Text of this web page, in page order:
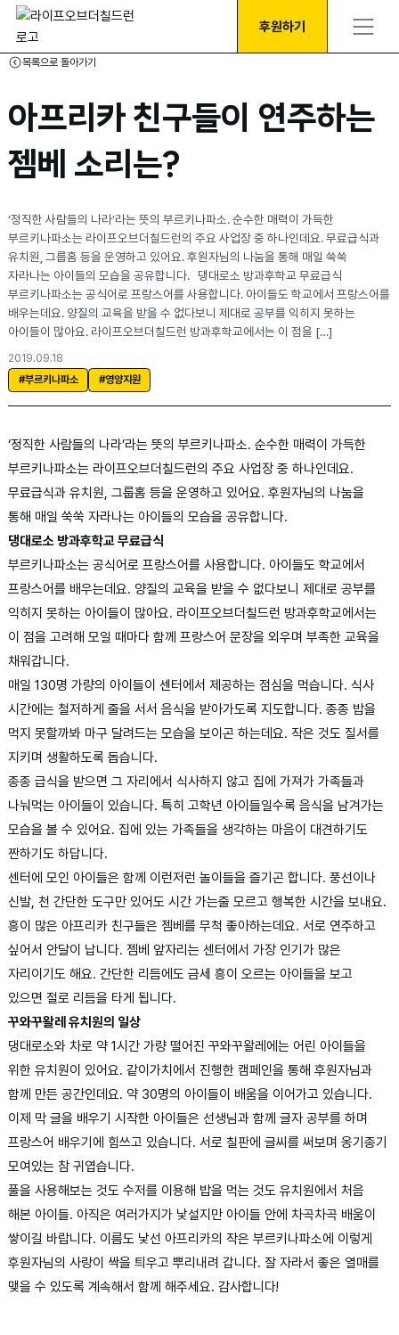
후원하기
목록으로 돌아가기
아프리카 친구들이 연주하는
젬베 소리는?
‘정직한 사람들의 나라’라는 뜻의 부르키나파소. 순수한 매력이 가득한
부르키나파소는 라이프오브더칠드런의 주요 사업장 중 하나인데요. 무료급식과
유치원, 그룹홈 등을 운영하고 있어요. 후원자님의 나눔을 통해 매일 쑥쑥
자라나는 아이들의 모습을 공유합니다. 댕대로소 방과후학교 무료급식
부르키나파소는 공식어로 프랑스어를 사용합니다. 아이들도 학교에서 프랑스어를
배우는데요. 양질의 교육을 받을 수 없다보니 제대로 공부를 익히지 못하는
아이들이 많아요. 라이프오브더칠드런 방과후학교에서는 이 점을 […]
2019.09.18
#부르키나파소
#영양지원
‘정직한 사람들의 나라’라는 뜻의 부르키나파소. 순수한 매력이 가득한
부르키나파소는 라이프오브더칠드런의 주요 사업장 중 하나인데요.
무료급식과 유치원, 그룹홈 등을 운영하고 있어요. 후원자님의 나눔을
통해 매일 쑥쑥 자라나는 아이들의 모습을 공유합니다.
댕대로소 방과후학교 무료급식
부르키나파소는 공식어로 프랑스어를 사용합니다. 아이들도 학교에서
프랑스어를 배우는데요. 양질의 교육을 받을 수 없다보니 제대로 공부를
익히지 못하는 아이들이 많아요. 라이프오브더칠드런 방과후학교에서는
이 점을 고려해 모일 때마다 함께 프랑스어 문장을 외우며 부족한 교육을
채워갑니다.
매일 130명 가량의 아이들이 센터에서 제공하는 점심을 먹습니다. 식사
시간에는 철저하게 줄을 서서 음식을 받아가도록 지도합니다. 종종 밥을
먹지 못할까봐 마구 달려드는 모습을 보이곤 하는데요. 작은 것도 질서를
지키며 생활하도록 돕습니다.
종종 급식을 받으면 그 자리에서 식사하지 않고 집에 가져가 가족들과
나눠먹는 아이들이 있습니다. 특히 고학년 아이들일수록 음식을 남겨가는
모습을 볼 수 있어요. 집에 있는 가족들을 생각하는 마음이 대견하기도
짠하기도 하답니다.
센터에 모인 아이들은 함께 이런저런 놀이들을 즐기곤 합니다. 풍선이나
신발, 천 간단한 도구만 있어도 시간 가는줄 모르고 행복한 시간을 보내요.
흥이 많은 아프리카 친구들은 젬베를 무척 좋아하는데요. 서로 연주하고
싶어서 안달이 납니다. 젬베 앞자리는 센터에서 가장 인기가 많은
자리이기도 해요. 간단한 리듬에도 금세 흥이 오르는 아이들을 보고
있으면 절로 리듬을 타게 됩니다.
꾸와꾸왈레 유치원의 일상
댕대로소와 차로 약 1시간 가량 떨어진 꾸와꾸왈레에는 어린 아이들을
위한 유치원이 있어요. 같이가치에서 진행한 캠페인을 통해 후원자님과
함께 만든 공간인데요. 약 30명의 아이들이 배움을 이어가고 있습니다.
이제 막 글을 배우기 시작한 아이들은 선생님과 함께 글자 공부를 하며
프랑스어 배우기에 힘쓰고 있습니다. 서로 칠판에 글씨를 써보며 옹기종기
모여있는 참 귀엽습니다.
풀을 사용해보는 것도 수저를 이용해 밥을 먹는 것도 유치원에서 처음
해본 아이들. 아직은 여러가지가 낯설지만 아이들 안에 차곡차곡 배움이
쌓이길 바랍니다. 이름도 낯선 아프리카의 작은 부르키나파소에 이렇게
후원자님의 사랑이 싹을 틔우고 뿌리내려 갑니다. 잘 자라서 좋은 열매를
맺을 수 있도록 계속해서 함께 해주세요. 감사합니다!